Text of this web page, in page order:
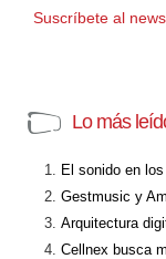
Suscríbete al
Lo más
El sonido en
Gestmusic y
Arquitectura
Cellnex busca